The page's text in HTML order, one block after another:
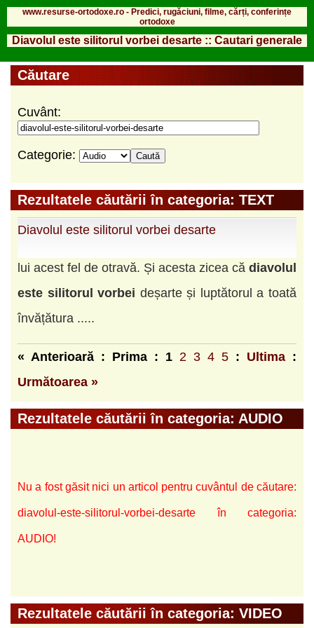
www.resurse-ortodoxe.ro - Predici, rugăciuni, filme, cărți, conferințe
ortodoxe
Diavolul este silitorul vorbei desarte :: Cautari generale
Căutare
Cuvânt:
Categorie:
Rezultatele căutării în categoria: TEXT
Diavolul este silitorul vorbei desarte
lui acest fel de otravă. Și acesta zicea că diavolul
este silitorul vorbei deșarte și luptătorul a toată
învățătura .....
« Anterioară : Prima : 1 2 3 4 5 : Ultima :
Următoarea »
Rezultatele căutării în categoria: AUDIO
Nu a fost găsit nici un articol pentru cuvântul de căutare:
diavolul-este-silitorul-vorbei-desarte în categoria:
AUDIO!
Rezultatele căutării în categoria: VIDEO